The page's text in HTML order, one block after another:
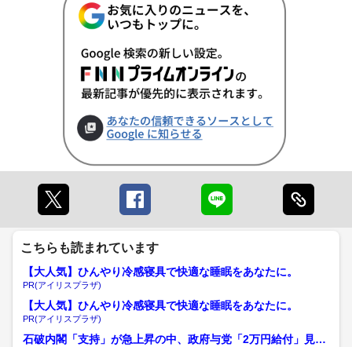
こちらも読まれています
【大人気】ひんやり冷感寝具で快適な睡眠をあなたに。
PR(アイリスプラザ)
【大人気】ひんやり冷感寝具で快適な睡眠をあなたに。
PR(アイリスプラザ)
石破内閣「支持」が急上昇の中、政府与党「2万円給付」見直